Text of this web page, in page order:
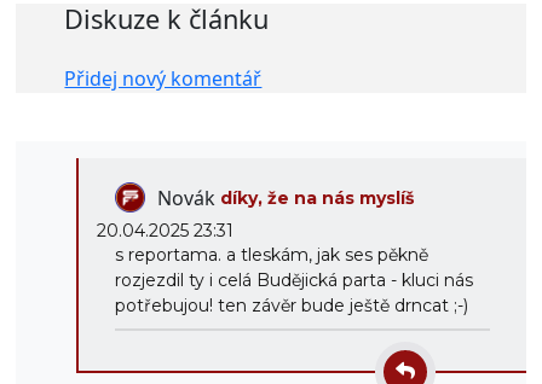
Diskuze k článku
Přidej nový komentář
Novák díky, že na nás myslíš
20.04.2025 23:31
s reportama. a tleskám, jak ses pěkně
rozjezdil ty i celá Budějická parta - kluci nás
potřebujou! ten závěr bude ještě drncat ;-)